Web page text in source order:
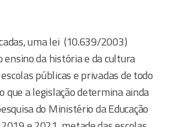
uma lei (10.639/2003)
da história e da cultura
públicas e privadas de todo
que a legislação determina ainda
do Ministério da Educação